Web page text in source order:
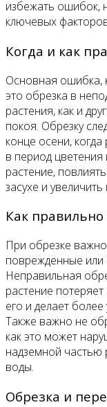
избежать ошибок,
ключевых
Когда и как
Основная ошибка,
это обрезка в
растения, как и
покоя. Обрезку
конце осени,
в период
растение,
засухе и
Как правильно
При обрезке
поврежденные или
Неправильная
растение
его и делает
Также важно не
как это может
надземной частью
воды.
Обрезка и